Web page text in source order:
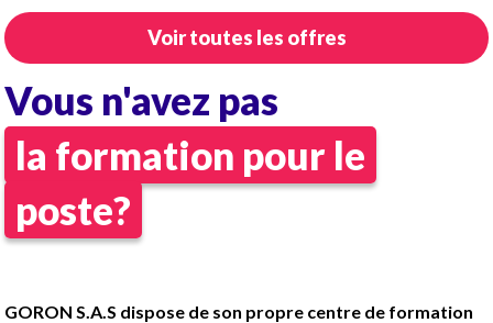
Vacations de 08h-20h ou 20h-08h
Coef 150 (2039,33€ brut/mois)
Voir toutes les offres
Vous n'avez pas
la formation pour le
poste?
GORON S.A.S dispose de son propre centre de formation